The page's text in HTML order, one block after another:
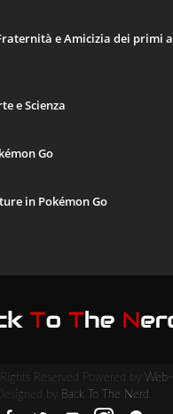
e Amicizia dei primi
e Scienza
Go
in Pokémon Go
Reserved Powered by
Designed by
Back To The Nerd